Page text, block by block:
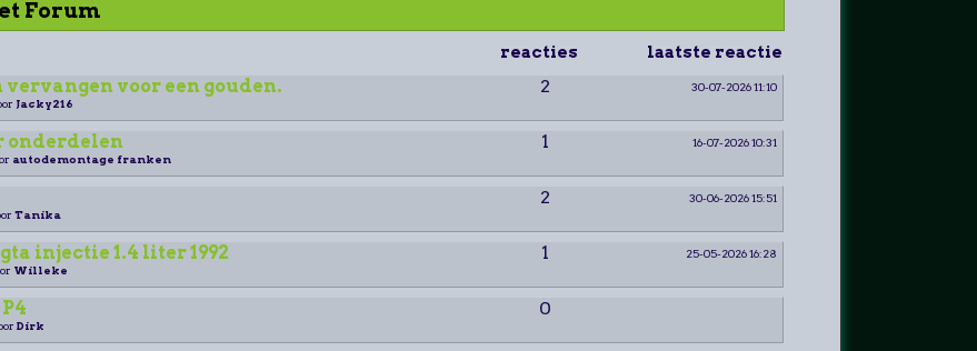
Forum
reacties laatste reactie
voor een gouden. 2
30-07-2026 11:10
Jacky216
onderdelen 1
16-07-2026 10:31
autodemontage franken
2
30-06-2026 15:51
Tanika
injectie 1.4 liter 1992 1
25-05-2026 16:28
Willeke
0
Dirk